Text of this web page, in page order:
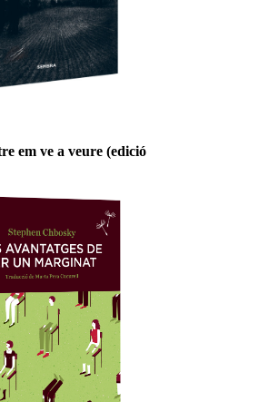
em ve a veure (edició